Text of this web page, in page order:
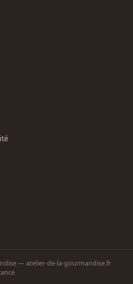
— atelier-de-la-gourmandise.fr